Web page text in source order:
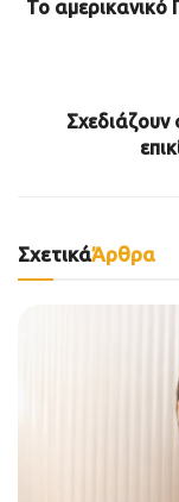
Το αμερικανικό
ΣχετικάΆρθρα